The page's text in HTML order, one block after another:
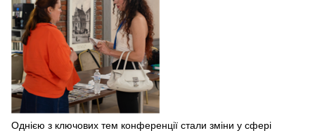
Однією з ключових тем конференції стали зміни у сфері